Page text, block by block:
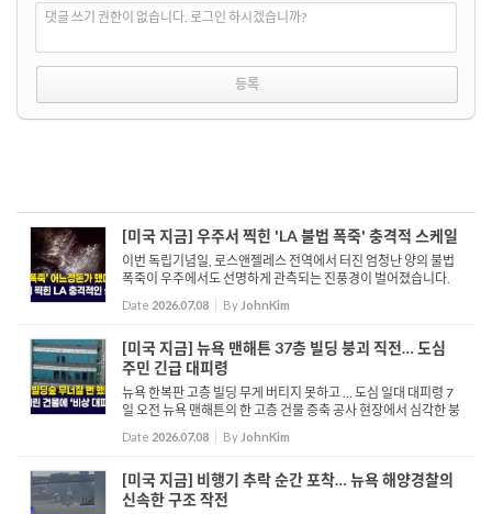
댓글 쓰기 권한이 없습니다. 로그인 하시겠습니까?
[미국 지금] 우주서 찍힌 'LA 불법 폭죽' 충격적 스케일
이번 독립기념일, 로스앤젤레스 전역에서 터진 엄청난 양의 불법
폭죽이 우주에서도 선명하게 관측되는 진풍경이 벌어졌습니다.
미 항공우주국 나사는 국제우주정거장이 남가주 상공을 궤도 비
행하며 촬영한 비현실적이고 경이로운 폭죽 영상을 소셜 미디어
Date 2026.07.08 By JohnKim
[미국 지금] 뉴욕 맨해튼 37층 빌딩 붕괴 직전… 도심
주민 긴급 대피령
뉴욕 한복판 고층 빌딩 무게 버티지 못하고 … 도심 일대 대피령 7
일 오전 뉴욕 맨해튼의 한 고층 건물 증축 공사 현장에서 심각한 붕
괴 조짐이 발생해 도심 일대에 비상이 걸렸습니다. 사고가 발생한
37층 규모의 상업·...
Date 2026.07.08 By JohnKim
[미국 지금] 비행기 추락 순간 포착… 뉴욕 해양경찰의
신속한 구조 작전